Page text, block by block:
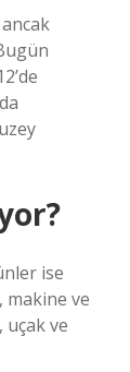
ise
makine ve
uçak ve